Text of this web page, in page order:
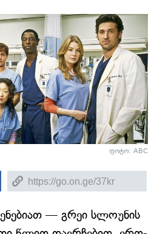
ფოტო: ABC
— გრეი სლოუნის